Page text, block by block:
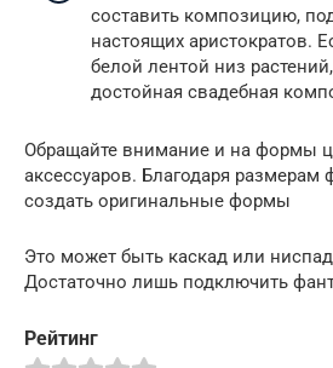
составить композицию,
настоящих аристократов.
белой лентой низ
достойная свадебная
Обращайте внимание и на формы
аксессуаров. Благодаря размерам
создать оригинальные формы
Это может быть каскад или
Достаточно лишь подключить
Рейтинг